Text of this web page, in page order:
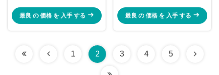
最良 の 価格 を 入手 する
最良 の 価格 を 入手 する
1 2 3 4 5